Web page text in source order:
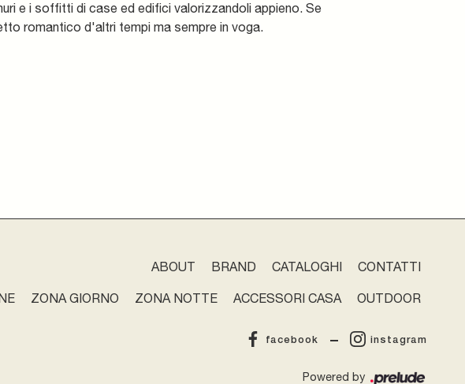
e i soffitti di case ed edifici valorizzandoli appieno. Se
romantico d'altri tempi ma sempre in voga.
ABOUT BRAND CATALOGHI CONTATTI
ZONA GIORNO ZONA NOTTE ACCESSORI CASA OUTDOOR
facebook instagram
Powered by